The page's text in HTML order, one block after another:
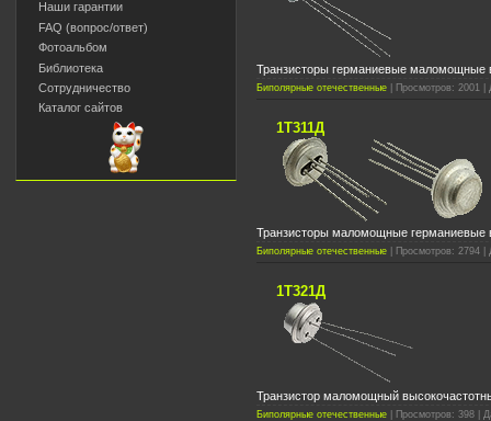
Наши гарантии
FAQ (вопрос/ответ)
Фотоальбом
Библиотека
Сотрудничество
Каталог сайтов
Транзисторы германиевые маломощные
Биполярные отечественные | Просмотров: 2001 |
1Т311Д
Транзисторы маломощные германиевые
Биполярные отечественные | Просмотров: 2794 |
1Т321Д
Транзистор маломощный
Биполярные отечественные | Просмотров: 398 |